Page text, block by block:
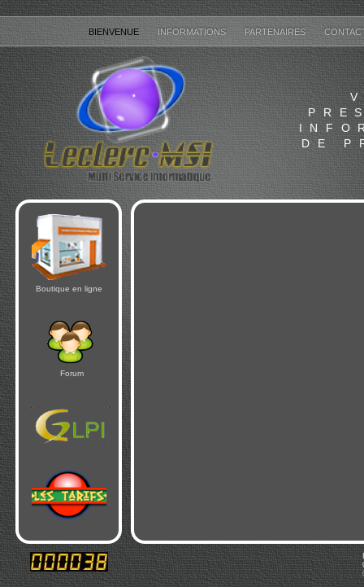
BIENVENUE INFORMATIONS PARTENAIRES
DE
Boutique en ligne
Forum